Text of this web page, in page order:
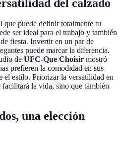
del calzado
que puede definir totalmente tu
ser ideal para el trabajo y también
fiesta. Invertir en un par de
puede marcar la diferencia.
de UFC-Que Choisir mostró
prefieren la comodidad en sus
el estilo. Priorizar la versatilidad en
la vida, sino que también
una elección